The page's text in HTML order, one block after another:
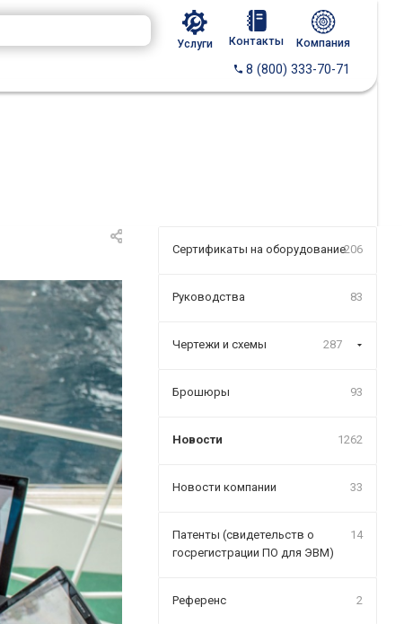
Услуги Контакты Компания
8 (800) 333-70-71
Сертификаты на оборудование206
Руководства 83
Чертежи и схемы 287
Брошюры 93
Новости 1262
Новости компании 33
Патенты (свидетельств о
госрегистрации ПО для ЭВМ)
14
Референс 2